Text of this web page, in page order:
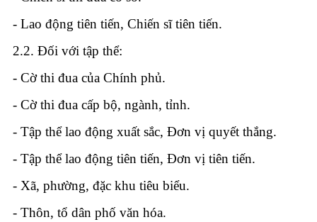
- Lao động tiên tiến, Chiến sĩ tiên tiến.
2.2. Đối với tập thể:
- Cờ thi đua của Chính phủ.
- Cờ thi đua cấp bộ, ngành, tỉnh.
- Tập thể lao động xuất sắc, Đơn vị quyết thắng.
- Tập thể lao động tiên tiến, Đơn vị tiên tiến.
- Xã, phường, đặc khu tiêu biểu.
- Thôn, tổ dân phố văn hóa.